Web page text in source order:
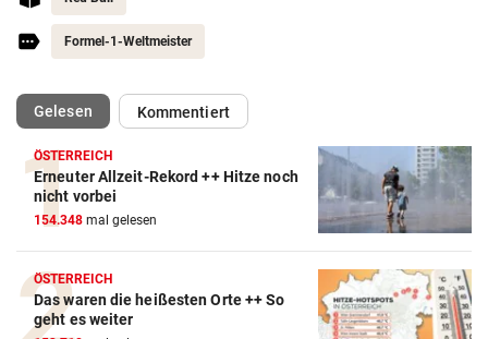
Formel-1-Weltmeister
Gelesen(ausgewählt)Kommentiert
ÖSTERREICH
Erneuter Allzeit-Rekord ++ Hitze noch
nicht vorbei
154.348 mal gelesen
ÖSTERREICH
Das waren die heißesten Orte ++ So
geht es weiter
Action-Cam Vergleich
ZUM VERGLEICH
Crosstrainer Vergleich
ZUM VERGLEICH